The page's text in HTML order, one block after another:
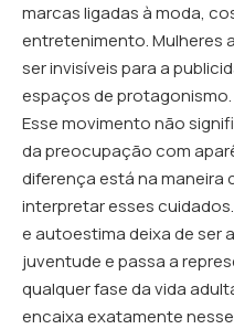
marcas ligadas à moda,
entretenimento. Mulheres
ser invisíveis para a
espaços de protagonismo.
Esse movimento não
da preocupação com
diferença está na maneira
interpretar esses
e autoestima deixa de ser
juventude e passa a
qualquer fase da vida
encaixa exatamente